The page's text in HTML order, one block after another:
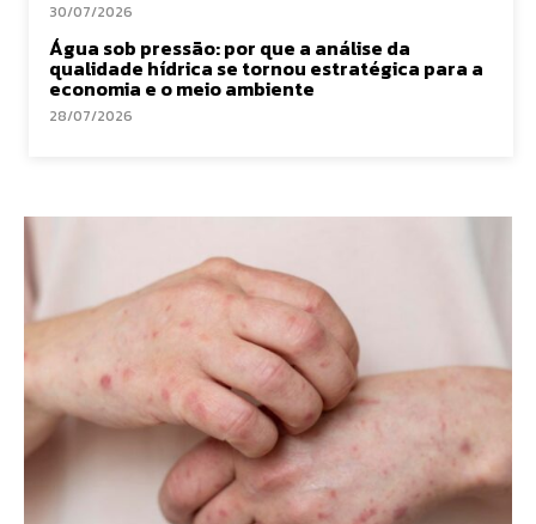
30/07/2026
Água sob pressão: por que a análise da
qualidade hídrica se tornou estratégica para a
economia e o meio ambiente
28/07/2026